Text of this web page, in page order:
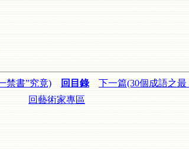
禁書”究竟) 回目錄
下一篇(30個成語之最
回藝術家專區